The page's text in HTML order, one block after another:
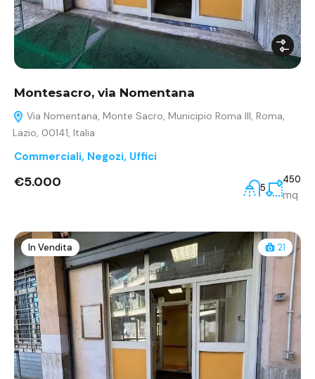
Montesacro, via Nomentana
Via Nomentana, Monte Sacro, Municipio Roma III, Roma,
Lazio, 00141, Italia
Commerciali, Negozi, Uffici
€5.000 5
450
mq
In Vendita 21